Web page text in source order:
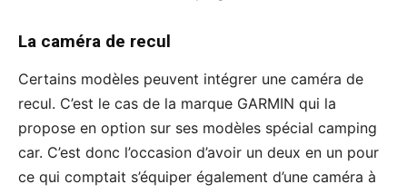
La caméra de recul
Certains modèles peuvent intégrer une caméra de
recul. C’est le cas de la marque GARMIN qui la
propose en option sur ses modèles spécial camping
car. C’est donc l’occasion d’avoir un deux en un pour
ce qui comptait s’équiper également d’une caméra à